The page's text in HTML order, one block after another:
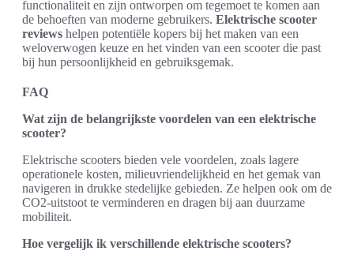
functionaliteit en zijn ontworpen om tegemoet te komen aan
de behoeften van moderne gebruikers. Elektrische scooter
reviews helpen potentiële kopers bij het maken van een
weloverwogen keuze en het vinden van een scooter die past
bij hun persoonlijkheid en gebruiksgemak.
FAQ
Wat zijn de belangrijkste voordelen van een elektrische
scooter?
Elektrische scooters bieden vele voordelen, zoals lagere
operationele kosten, milieuvriendelijkheid en het gemak van
navigeren in drukke stedelijke gebieden. Ze helpen ook om de
CO2-uitstoot te verminderen en dragen bij aan duurzame
mobiliteit.
Hoe vergelijk ik verschillende elektrische scooters?